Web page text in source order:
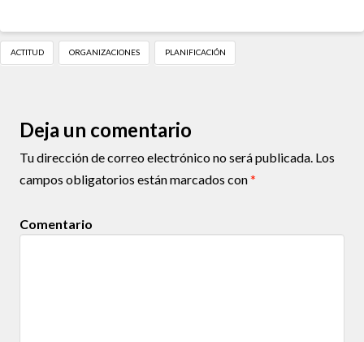
ACTITUD ORGANIZACIONES PLANIFICACIÓN
Deja un comentario
Tu dirección de correo electrónico no será publicada. Los
campos obligatorios están marcados con*
Comentario